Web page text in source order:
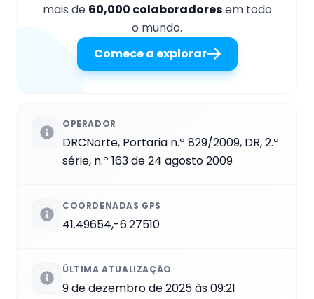
mais de 60,000 colaboradoresem todo
o mundo.
Comece a explorar
OPERADOR
DRCNorte, Portaria n.º 829/2009, DR, 2.ª
série, n.º 163 de 24 agosto 2009
COORDENADAS GPS
41.49654,-6.27510
ÚLTIMA ATUALIZAÇÃO
9 de dezembro de 2025 às 09:21